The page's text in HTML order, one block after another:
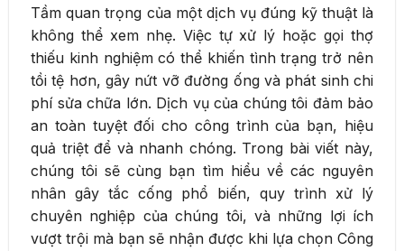
Tầm quan trọng của một dịch vụ đúng kỹ thuật là
không thể xem nhẹ. Việc tự xử lý hoặc gọi thợ
thiếu kinh nghiệm có thể khiến tình trạng trở nên
tồi tệ hơn, gây nứt vỡ đường ống và phát sinh chi
phí sửa chữa lớn. Dịch vụ của chúng tôi đảm bảo
an toàn tuyệt đối cho công trình của bạn, hiệu
quả triệt để và nhanh chóng. Trong bài viết này,
chúng tôi sẽ cùng bạn tìm hiểu về các nguyên
nhân gây tắc cống phổ biến, quy trình xử lý
chuyên nghiệp của chúng tôi, và những lợi ích
vượt trội mà bạn sẽ nhận được khi lựa chọn Công